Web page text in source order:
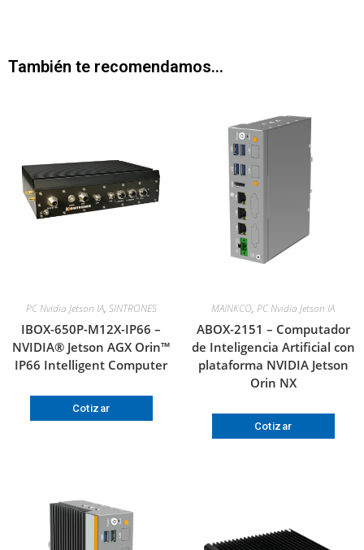
También te recomendamos…
PC Nvidia Jetson IA, SINTRONES
IBOX-650P-M12X-IP66 –
NVIDIA® Jetson AGX Orin™
IP66 Intelligent Computer
Cotizar
MAINKCO, PC Nvidia Jetson IA
ABOX-2151 – Computador
de Inteligencia Artificial con
plataforma NVIDIA Jetson
Orin NX
Cotizar